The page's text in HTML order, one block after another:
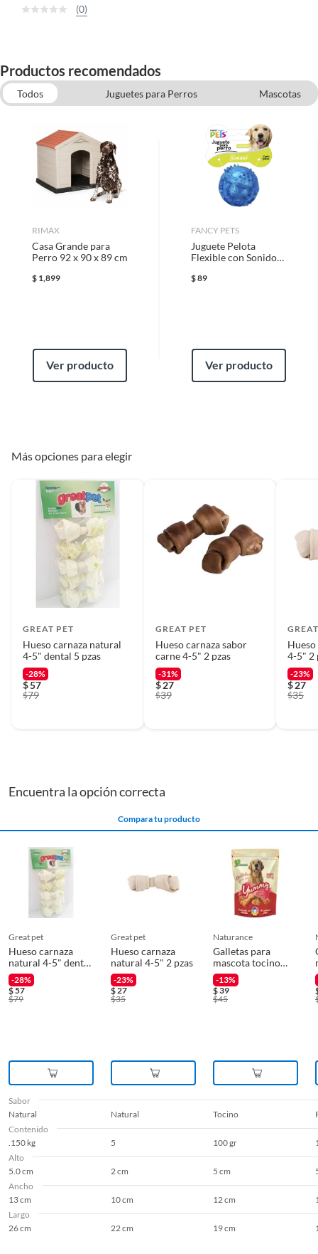
(0)
Productos recomendados
Todos Juguetes para Perros
Mascotas
Accesorios y Artículos para Perros
Shampoo y Limpieza Dental para Perros
Premios y Carnazas para Perros
RIMAX
Casa Grande para
Perro 92 x 90 x 89 cm
$ 1,899
Ver producto
FANCY PETS
Juguete Pelota
Flexible con Sonido
$89
Ver producto
Más opciones para elegir
GREAT PET
Hueso carnaza natural
4-5" dental 5 pzas
-28%
$57
$79
GREAT PET
Hueso carnaza sabor
carne 4-5" 2 pzas
-31%
$ 27
$39
4-5" 2
-23%
$27
$35
Encuentra la opción correcta
Compara tu producto
great pet
Hueso carnaza
natural 4-5" dental
5 pzas
-28%
$57
$79
great pet
Hueso carnaza
natural 4-5" 2 pzas
-23%
$27
$35
naturance
Galletas para
mascota tocino
100 gr
-13%
$39
$45
Sabor
Natural
Natural Tocino
Contenido
.150 kg
5 100 gr
Alto
5.0 cm
2 cm 5 cm
Ancho
13 cm
10 cm 12 cm
Largo
26 cm
22 cm 19 cm